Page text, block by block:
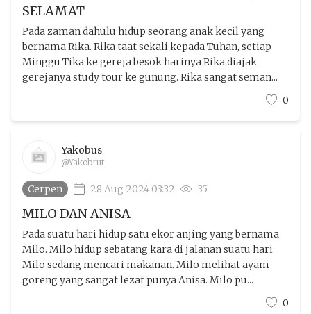
SELAMAT
Pada zaman dahulu hidup seorang anak kecil yang
bernama Rika. Rika taat sekali kepada Tuhan, setiap
Minggu Tika ke gereja besok harinya Rika diajak
gerejanya study tour ke gunung. Rika sangat seman...
0
Yakobus
@Yakobrut
Cerpen 28 Aug 2024 03:32 35
MILO DAN ANISA
Pada suatu hari hidup satu ekor anjing yang bernama
Milo. Milo hidup sebatang kara di jalanan suatu hari
Milo sedang mencari makanan. Milo melihat ayam
goreng yang sangat lezat punya Anisa. Milo pu...
0